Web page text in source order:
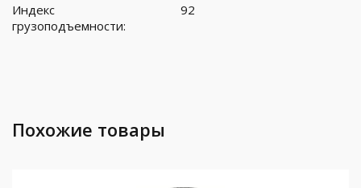
Индекс
грузоподъемности:
92
Похожие товары